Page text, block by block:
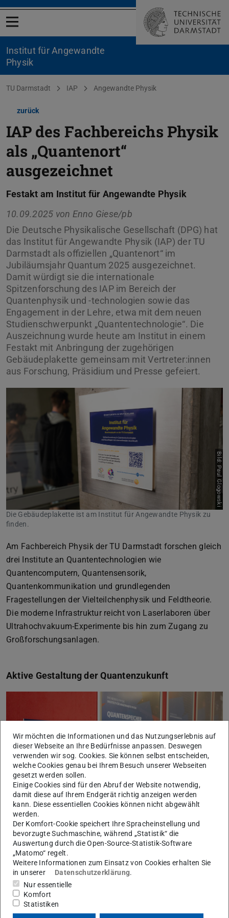
Menü öffnen
Institut für Angewandte
Physik
Sie befinden sich hier:
TU Darmstadt IAP Angewandte Physik
zurück
IAP des Fachbereichs Physik
als „Quantenort“
ausgezeichnet
Festakt am Institut für Angewandte Physik
10.09.2025 von Enno Giese/pb
Die Deutsche Physikalische Gesellschaft (DPG) hat
das Institut für Angewandte Physik (IAP) der TU
Darmstadt als offiziellen „Quantenort“ im
Jubiläumsjahr Quantum 2025 ausgezeichnet.
Damit würdigt sie die internationale
Spitzenforschung des IAP im Bereich der
Quantenphysik und -technologien sowie das
Engagement in der Lehre, etwa mit dem neuen
Studienschwerpunkt „Quantentechnologie“. Die
Auszeichnung wurde heute am Institut in einem
Festakt mit Anbringung der zugehörigen
Gebäudeplakette gemeinsam mit Vertreter:innen
aus Forschung, Präsidium und Presse gefeiert.
Bild: Paul Glogowski
Die Gebäudeplakette ist am Institut für Angewandte Physik zu
finden.
Am Fachbereich Physik der TU Darmstadt forschen gleich
drei Institute an Quantentechnologien wie
Quantencomputern, Quantensensorik,
Quantenkommunikation und grundlegenden
Fragestellungen der Vielteilchenphysik und Feldtheorie.
Die moderne Infrastruktur reicht von Laserlaboren über
Ultrahochvakuum-Experimente bis hin zum Zugang zu
Großforschungsanlagen.
Aktive Gestaltung der Quantenzukunft
Zurück
Die Anwendungsfelder sind vielfältig: Quantenbasierte
Sensoren sollen Erdbeben messen, Eisschmelze
detektieren oder Gravitationswellen nachweisen.
Lichtbasierte Quantenschlüssel sichern
Kommunikationsnetze vor Lauschangriffen. In einem
Wir möchten die Informationen und das Nutzungserlebnis auf
dieser Webseite an Ihre Bedürfnisse anpassen. Deswegen
verwenden wir sog. Cookies. Sie können selbst entscheiden,
welche Cookies genau bei Ihrem Besuch unserer Webseiten
gesetzt werden sollen.
Einige Cookies sind für den Abruf der Website notwendig,
damit diese auf Ihrem Endgerät richtig anzeigen werden
kann. Diese essentiellen Cookies können nicht abgewählt
werden.
Der Komfort-Cookie speichert Ihre Spracheinstellung und
bevorzugte Suchmaschine, während „Statistik“ die
Auswertung durch die Open-Source-Statistik-Software
„Matomo“ regelt.
Weitere Informationen zum Einsatz von Cookies erhalten Sie
in unserer
Datenschutzerklärung.
Nur essentielle
Komfort
Statistiken